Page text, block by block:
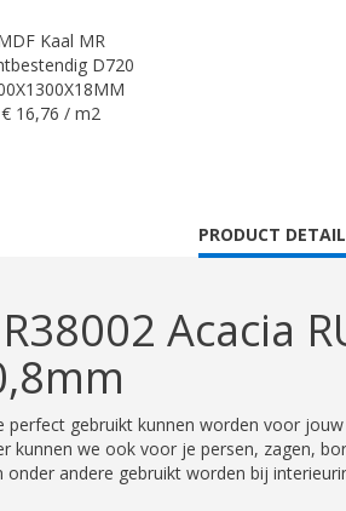
Kaal MR
D720
€ 16,76 / m2
CURRENT
TAB:
PRODUCT
Acacia
perfect gebruikt kunnen worden voor
kunnen we ook voor je persen, zagen,
andere gebruikt worden bij